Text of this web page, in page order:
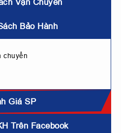
Vận Chuyển
Bảo Hành
chuyển
Giá SP
Trên Facebook